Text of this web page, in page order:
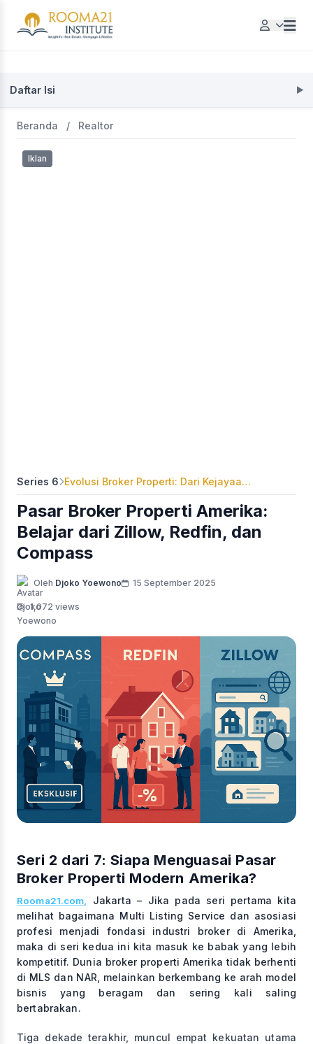
Daftar Isi
Beranda / Realtor
Iklan
Series 6 Evolusi Broker Properti: Dari Kejayaan MLS Hingga Disrupsi Proptech
Pasar Broker Properti Amerika:
Belajar dari Zillow, Redfin, dan
Compass
Oleh Djoko Yoewono 15 September 2025
1,072 views
Seri 2 dari 7: Siapa Menguasai Pasar
Broker Properti Modern Amerika?
Rooma21.com,
Jakarta – Jika pada seri pertama kita
melihat bagaimana Multi Listing Service dan asosiasi
profesi menjadi fondasi industri broker di Amerika,
maka di seri kedua ini kita masuk ke babak yang lebih
kompetitif. Dunia broker properti Amerika tidak berhenti
di MLS dan NAR, melainkan berkembang ke arah model
bisnis yang beragam dan sering kali saling
bertabrakan.
Tiga dekade terakhir, muncul empat kekuatan utama